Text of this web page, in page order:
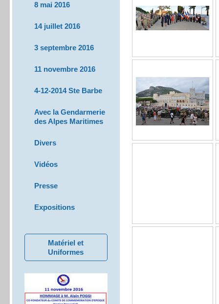
8 mai 2016
14 juillet 2016
3 septembre 2016
11 novembre 2016
4-12-2014 Ste Barbe
Avec la Gendarmerie
des Alpes Maritimes
Divers
Vidéos
Presse
Expositions
Matériel et
Uniformes